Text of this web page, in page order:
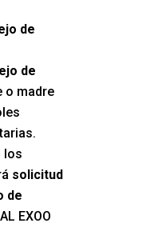
de
de
o madre
los
solicitud
de
EXOO